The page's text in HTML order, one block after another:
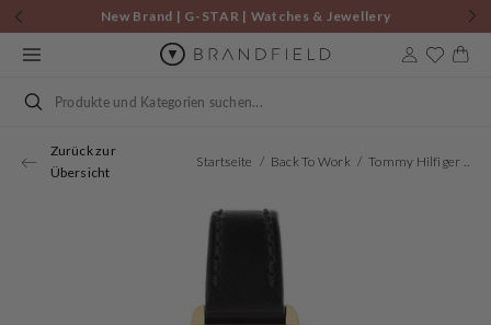
Zum
Inhalt
springen
New Brand | G-STAR | Watches & Jewellery
Suchen
Zurück zur
Übersicht
Startseite Back To Work Tommy Hilfiger Goldene Damenuhr TH1782835